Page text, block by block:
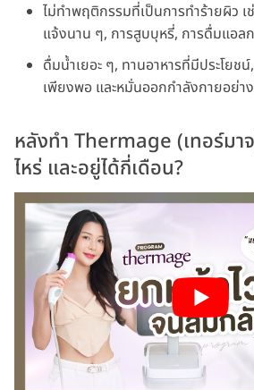
ไม่ทำพฤติกรรมที่เป็นการทำร้ายผิว
แจ้งนาน ๆ, การสูบบุหรี่, การดื่มแอล
ดื่มน้ำเยอะ ๆ, ทานอาหารที่มีประโย
เพียงพอ และหมั่นออกกำลังกายอย่า
หลังทำ Thermage (เทอร์มา
ไหร่ และอยู่ได้กี่เดือน?